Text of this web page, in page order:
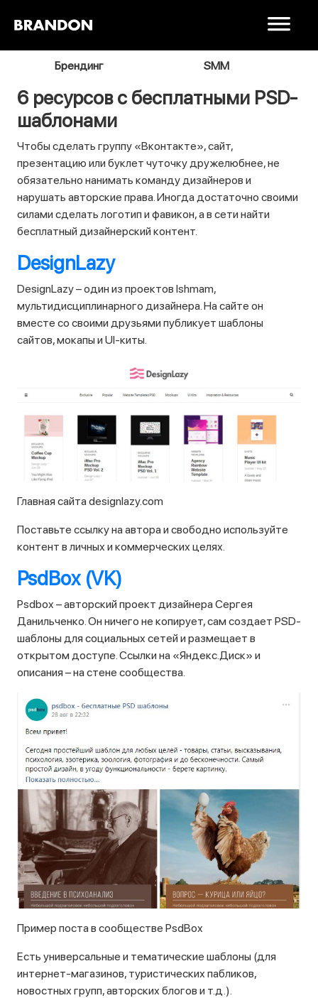
Брендинг SMM
6 ресурсов с бесплатными PSD-
шаблонами
Чтобы сделать группу «Вконтакте», сайт,
презентацию или буклет чуточку дружелюбнее, не
обязательно нанимать команду дизайнеров и
нарушать авторские права. Иногда достаточно своими
силами сделать логотип и фавикон, а в сети найти
бесплатный дизайнерский контент.
DesignLazy
DesignLazy – один из проектов Ishmam,
мультидисциплинарного дизайнера. На сайте он
вместе со своими друзьями публикует шаблоны
сайтов, мокапы и UI-киты.
Главная сайта designlazy.com
Поставьте ссылку на автора и свободно используйте
контент в личных и коммерческих целях.
PsdBox (VK)
Psdbox – авторский проект дизайнера Сергея
Данильченко. Он ничего не копирует, сам создает PSD-
шаблоны для социальных сетей и размещает в
открытом доступе. Ссылки на «Яндекс.Диск» и
описания – на стене сообщества.
Пример поста в сообществе PsdBox
Есть универсальные и тематические шаблоны (для
интернет-магазинов, туристических пабликов,
новостных групп, авторских блогов и т.д.).